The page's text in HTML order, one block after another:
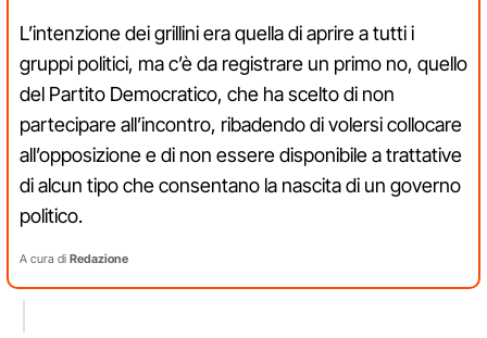
L’intenzione dei grillini era quella di aprire a tutti i
gruppi politici, ma c’è da registrare un primo no, quello
del Partito Democratico, che ha scelto di non
partecipare all’incontro, ribadendo di volersi collocare
all’opposizione e di non essere disponibile a trattative
di alcun tipo che consentano la nascita di un governo
politico.
A cura di Redazione